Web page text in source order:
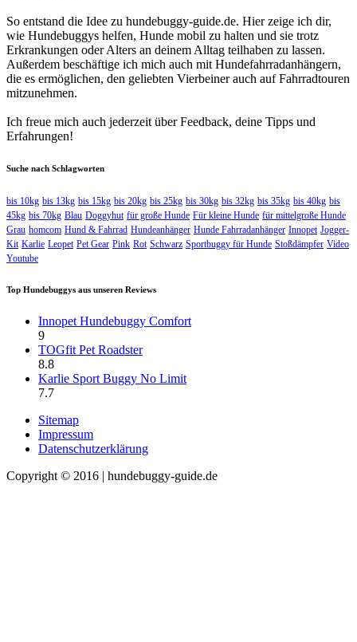
So entstand die Idee zu hundebuggy-guide.de. Hier zeige ich dir,
wie Hundebuggys helfen, Hunde mobil zu halten und sie trotz
Erkrankungen oder Alters an deinem Alltag teilhaben zu lassen.
Außerdem beschäftige ich mich auch mit Hundefahrradanhängern,
die es ermöglichen, den geliebten Vierbeiner auch auf Fahrradtouren
mitzunehmen.
Ich freue mich auch jederzeit über Feedback, deine Tipps und
Erfahrungen!
Suche nach Schlagworten
bis 10kg bis 13kg bis 15kg bis 20kg bis 25kg bis 30kg bis 32kg bis 35kg bis 40kg bis
45kg bis 70kg Blau Doggyhut für große Hunde Für kleine Hunde für mittelgroße Hunde
Grau homcom Hund & Fahrrad Hundeanhänger Hunde Fahrradanhänger Innopet Jogger-
Kit Karlie Leopet Pet Gear Pink Rot Schwarz Sportbuggy für Hunde Stoßdämpfer Video
Youtube
Top Hundebuggys aus unseren Reviews
Innopet Hundebuggy Comfort
9
TOGfit Pet Roadster
8.8
Karlie Sport Buggy No Limit
7.7
Sitemap
Impressum
Datenschutzerklärung
Copyright © 2016 | hundebuggy-guide.de